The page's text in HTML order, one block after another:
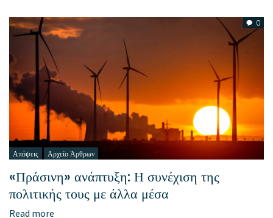
0
Απόψεις Αρχείο Άρθρων
«Πράσινη» ανάπτυξη: Η συνέχιση της
πολιτικής τους με άλλα μέσα
Read more